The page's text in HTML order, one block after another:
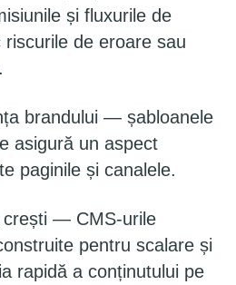
și fluxurile de
de eroare sau
brandului — șabloanele
asigură un aspect
paginile și canalele.
crești — CMS-urile
pentru scalare și
rapidă a conținutului pe